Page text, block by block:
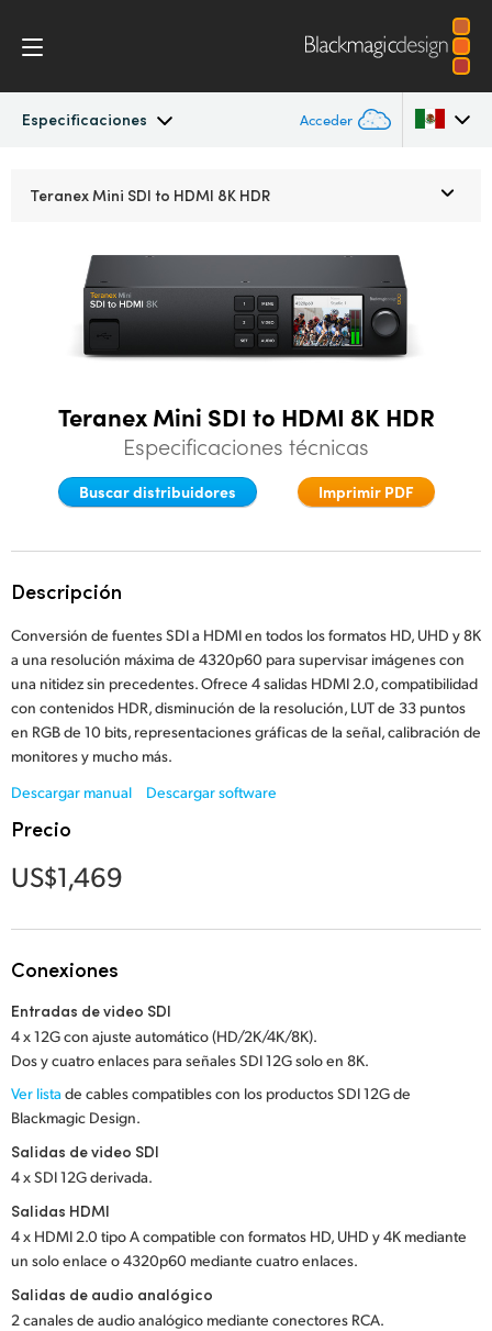
Especificaciones Acceder
Especificaciones
Austria
Brazil
China
Finland
Hong Kong SAR, China
India
Japan
Mexico
New Zealand
Poland
Portugal
Singapore
South Africa
España
Teranex Mini SDI to HDMI 8K HDR
Teranex Mini SDI to HDMI 8K HDR
Especificaciones técnicas
Buscar distribuidores Imprimir PDF
Descripción
Conversión de fuentes SDI a HDMI en todos los formatos HD, UHD y 8K
a una resolución máxima de 4320p60 para supervisar imágenes con
una nitidez sin precedentes. Ofrece 4 salidas HDMI 2.0, compatibilidad
con contenidos HDR, disminución de la resolución, LUT de 33 puntos
en RGB de 10 bits, representaciones gráficas de la señal, calibración de
monitores y mucho más.
Descargar manual
Descargar software
Precio
US$1,469
Conexiones
Entradas de video SDI
4 x 12G con ajuste automático (HD/2K/4K/8K).
Dos y cuatro enlaces para señales SDI 12G solo en 8K.
Ver lista de cables compatibles con los productos SDI 12G de
Blackmagic Design.
Salidas de video SDI
4 x SDI 12G derivada.
Salidas HDMI
4 x HDMI 2.0 tipo A compatible con formatos HD, UHD y 4K mediante
un solo enlace o 4320p60 mediante cuatro enlaces.
Salidas de audio analógico
2 canales de audio analógico mediante conectores RCA.